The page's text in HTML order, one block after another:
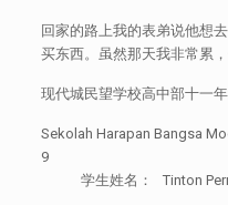
回家的路上我的表弟说他想
买东西。虽然那天我非常累，
现代城民望学校高中部十一
Sekolah Harapan Bangsa
9
学生姓名： Tinton